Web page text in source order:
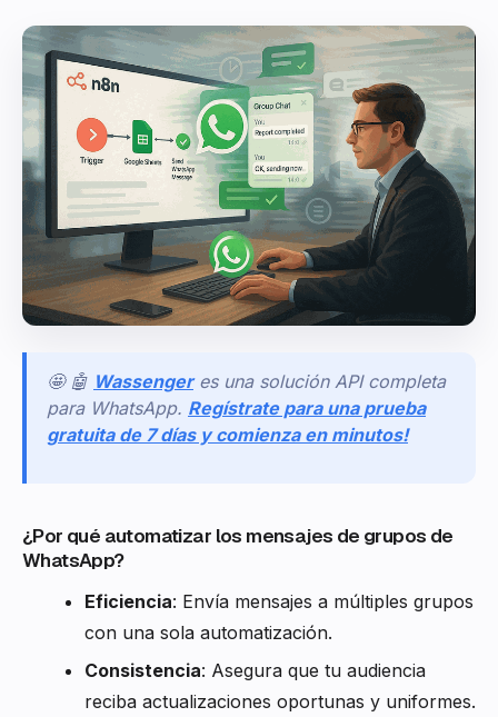
🤩 🤖 Wassenger es una solución API completa
para WhatsApp. Regístrate para una prueba
gratuita de 7 días y comienza en minutos!
¿Por qué automatizar los mensajes de grupos de
WhatsApp?
Eficiencia: Envía mensajes a múltiples grupos
con una sola automatización.
Consistencia: Asegura que tu audiencia
reciba actualizaciones oportunas y uniformes.